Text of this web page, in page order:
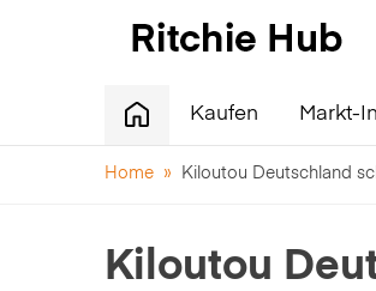
Kaufen Markt-
Home » Kiloutou Deutschland
Kiloutou